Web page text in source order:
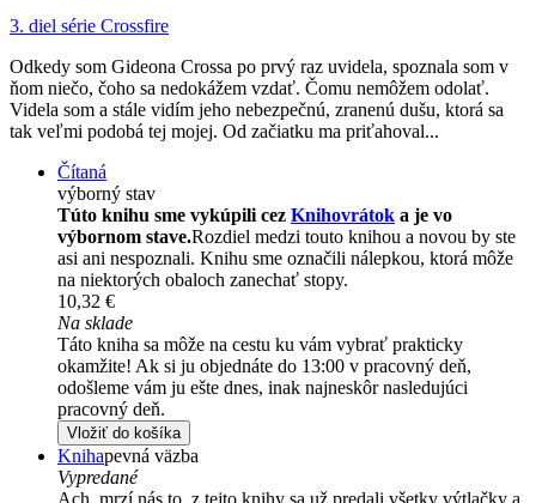
3. diel série Crossfire
Odkedy som Gideona Crossa po prvý raz uvidela, spoznala som v
ňom niečo, čoho sa nedokážem vzdať. Čomu nemôžem odolať.
Videla som a stále vidím jeho nebezpečnú, zranenú dušu, ktorá sa
tak veľmi podobá tej mojej. Od začiatku ma priťahoval...
Čítaná
výborný stav
Túto knihu sme vykúpili cez Knihovrátok a je vo
výbornom stave.Rozdiel medzi touto knihou a novou by ste
asi ani nespoznali. Knihu sme označili nálepkou, ktorá môže
na niektorých obaloch zanechať stopy.
10,32 €
Na sklade
Táto kniha sa môže na cestu ku vám vybrať prakticky
okamžite! Ak si ju objednáte do 13:00 v pracovný deň,
odošleme vám ju ešte dnes, inak najneskôr nasledujúci
pracovný deň.
Vložiť do košíka
Knihapevná väzba
Vypredané